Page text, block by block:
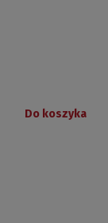
Do koszyka